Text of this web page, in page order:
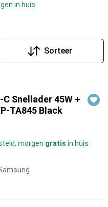
in huis
Sorteer
C Snellader 45W +
TA845 Black
morgen gratis in huis